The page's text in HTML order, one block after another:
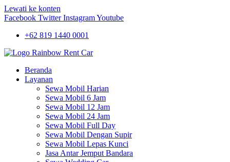
Lewati ke konten
Facebook Twitter InstagramYoutube
+62 819 1440 0001
Beranda
Layanan
Sewa Mobil Harian
Sewa Mobil 6 Jam
Sewa Mobil 12 Jam
Sewa Mobil 24 Jam
Sewa Mobil Full Day
Sewa Mobil Dengan Supir
Sewa Mobil Lepas Kunci
Jasa Antar Jemput Bandara